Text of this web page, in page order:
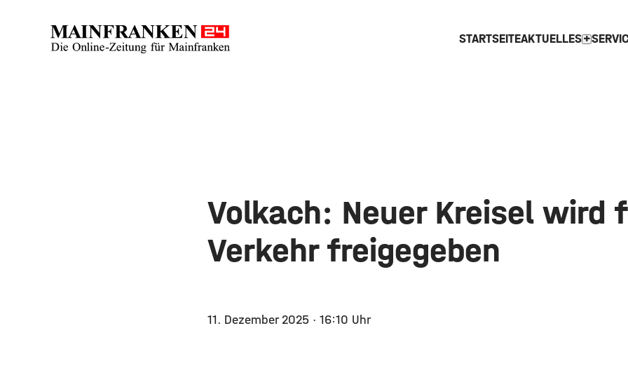
STARTSEITEAKTUELLESexpand_more
Volkach: Neuer Kreisel wird
Verkehr freigegeben
11. Dezember 2025 · 16:10 Uhr